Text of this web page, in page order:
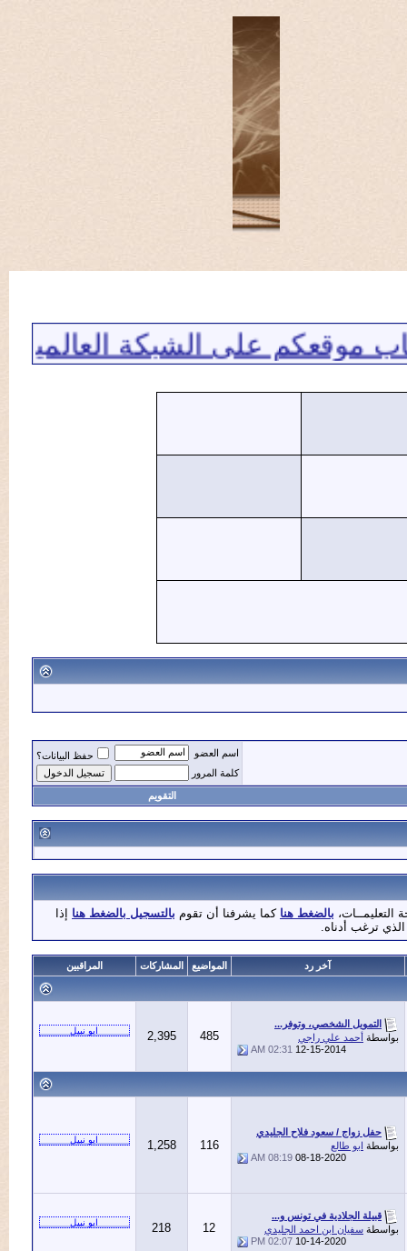
على الشبكة العالمية والذي
اسم العضو
حفظ البيانات؟
كلمة المرور
بالضغط هناكما يشرفنا أن تقومبالتسجيل بالضغط هناإذا
أدناه.
المواضيع المشاركات المراقبين
الشخصي، وتوفر...
أحمد علي راجي
12-15-2014
02:31 AM
2,395
زواج / سعود فلاح الجليدي
ابو طالع
08-18-2020
08:19 AM
1,258
الجلادية في تونس و...
سفيان ابن احمد الجليدي
10-14-2020
02:07 PM
218